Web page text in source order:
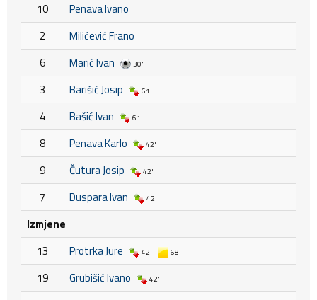
10
Penava Ivano
2
Milićević Frano
6
Marić Ivan 30'
3 Barišić Josip 61'
4 Bašić Ivan 61'
8 Penava Karlo 42'
9 Čutura Josip 42'
7 Duspara Ivan 42'
Izmjene
13
Protrka Jure 42' 68'
19 Grubišić Ivano 42'